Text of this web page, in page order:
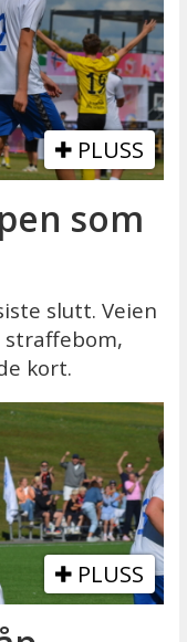
PLUSS
som
slutt. Veien
kort.
PLUSS